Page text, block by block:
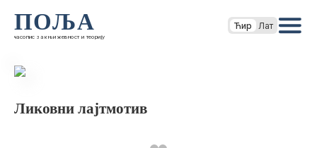
ПОЉА
часопис за књижевност и теорију
Ћир Лат
Ликовни лајтмотив